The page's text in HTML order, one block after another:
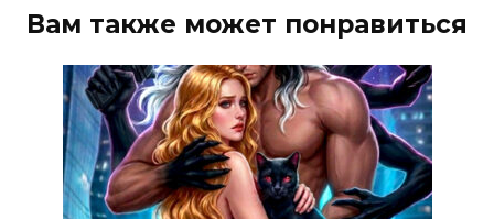
Вам также может понравиться